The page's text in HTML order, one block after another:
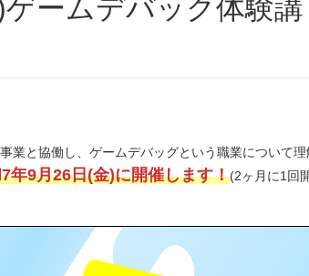
業と協働し、ゲームデバッグという職業について理
年9月26日(金)に開催します！(2ヶ月に1回